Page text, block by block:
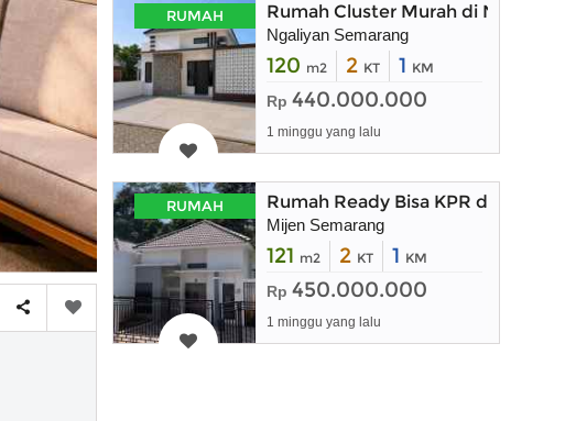
RUMAH Rumah Cluster Murah di Ngaliyan
Ngaliyan Semarang
120 m2 2 KT 1 KM
Rp 440.000.000
1 minggu yang lalu
RUMAH Rumah Ready Bisa KPR di Mijen
Mijen Semarang
121 m2 2 KT 1 KM
Rp 450.000.000
1 minggu yang lalu